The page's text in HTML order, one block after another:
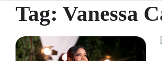
Tag: Vanessa